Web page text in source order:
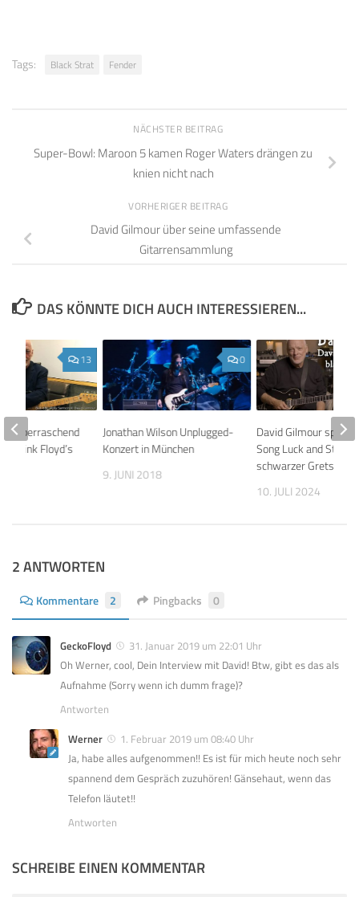
Tags: Black Strat Fender
NÄCHSTER BEITRAG
Super-Bowl: Maroon 5 kamen Roger Waters drängen zu
knien nicht nach
VORHERIGER BEITRAG
David Gilmour über seine umfassende
Gitarrensammlung
DAS KÖNNTE DICH AUCH INTERESSIEREN...
0
Jonathan Wilson Unplugged-
Konzert in München
9. JUNI 2018
David Gilmour spielt
Song Luck and
schwarzer Gretsch-
10. JULI 2024
13
überraschend
Pink Floyd’s
2 ANTWORTEN
Kommentare 2 Pingbacks 0
GeckoFloyd
31. Januar 2019 um 22:01 Uhr
Oh Werner, cool, Dein Interview mit David! Btw, gibt es das als
Aufnahme (Sorry wenn ich dumm frage)?
Antworten
Werner
1. Februar 2019 um 08:40 Uhr
Ja, habe alles aufgenommen!! Es ist für mich heute noch sehr
spannend dem Gespräch zuzuhören! Gänsehaut, wenn das
Telefon läutet!!
Antworten
SCHREIBE EINEN KOMMENTAR